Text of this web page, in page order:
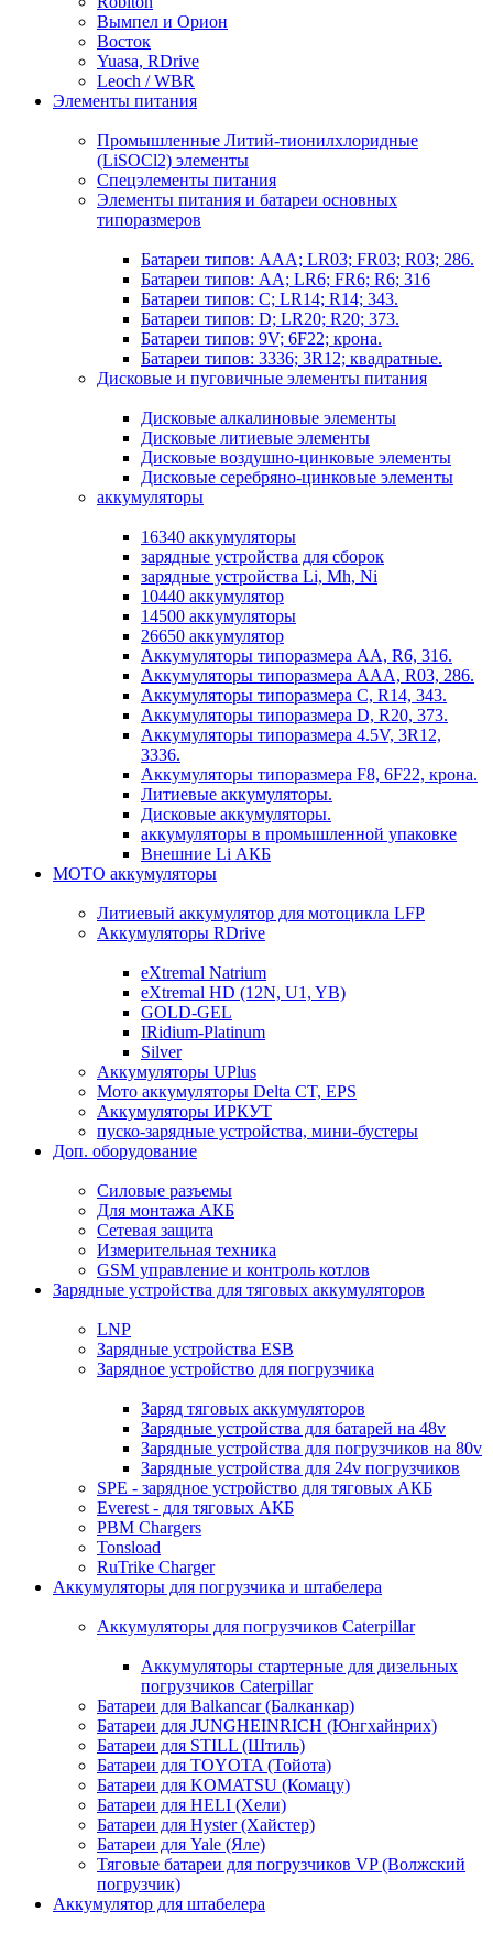
Вымпел и Орион
Восток
Yuasa, RDrive
Leoch / WBR
Элементы питания
Промышленные Литий-тионилхлоридные
(LiSOCl2) элементы
Спецэлементы питания
Элементы питания и батареи основных
типоразмеров
Батареи типов: AAA; LR03; FR03; R03; 286.
Батареи типов: AA; LR6; FR6; R6; 316
Батареи типов: C; LR14; R14; 343.
Батареи типов: D; LR20; R20; 373.
Батареи типов: 9V; 6F22; крона.
Батареи типов: 3336; 3R12; квадратные.
Дисковые и пуговичные элементы питания
Дисковые алкалиновые элементы
Дисковые литиевые элементы
Дисковые воздушно-цинковые элементы
Дисковые серебряно-цинковые элементы
аккумуляторы
16340 аккумуляторы
зарядные устройства для сборок
зарядные устройства Li, Mh, Ni
10440 аккумулятор
14500 аккумуляторы
26650 аккумулятор
Аккумуляторы типоразмера АА, R6, 316.
Аккумуляторы типоразмера ААА, R03, 286.
Аккумуляторы типоразмера С, R14, 343.
Аккумуляторы типоразмера D, R20, 373.
Аккумуляторы типоразмера 4.5V, 3R12,
3336.
Аккумуляторы типоразмера F8, 6F22, крона.
Литиевые аккумуляторы.
Дисковые аккумуляторы.
аккумуляторы в промышленной упаковке
Внешние Li АКБ
МОТО аккумуляторы
Литиевый аккумулятор для мотоцикла LFP
Аккумуляторы RDrive
eXtremal Natrium
eXtremal HD (12N, U1, YB)
GOLD-GEL
IRidium-Platinum
Silver
Аккумуляторы UPlus
Мото аккумуляторы Delta CT, EPS
Аккумуляторы ИРКУТ
пуско-зарядные устройства, мини-бустеры
Доп. оборудование
Силовые разъемы
Для монтажа АКБ
Сетевая защита
Измерительная техника
GSM управление и контроль котлов
Зарядные устройства для тяговых аккумуляторов
LNP
Зарядные устройства ESB
Зарядное устройство для погрузчика
Заряд тяговых аккумуляторов
Зарядные устройства для батарей на 48v
Зарядные устройства для погрузчиков на 80v
Зарядные устройства для 24v погрузчиков
SPE - зарядное устройство для тяговых АКБ
Everest - для тяговых АКБ
PBM Chargers
Tonsload
RuTrike Charger
Аккумуляторы для погрузчика и штабелера
Аккумуляторы для погрузчиков Caterpillar
Аккумуляторы стартерные для дизельных
погрузчиков Caterpillar
Батареи для Balkancar (Балканкар)
Батареи для JUNGHEINRICH (Юнгхайнрих)
Батареи для STILL (Штиль)
Батареи для TOYOTA (Тойота)
Батареи для KOMATSU (Комацу)
Батареи для HELI (Хели)
Батареи для Hyster (Хайстер)
Батареи для Yale (Яле)
Тяговые батареи для погрузчиков VP (Волжский
погрузчик)
Аккумулятор для штабелера